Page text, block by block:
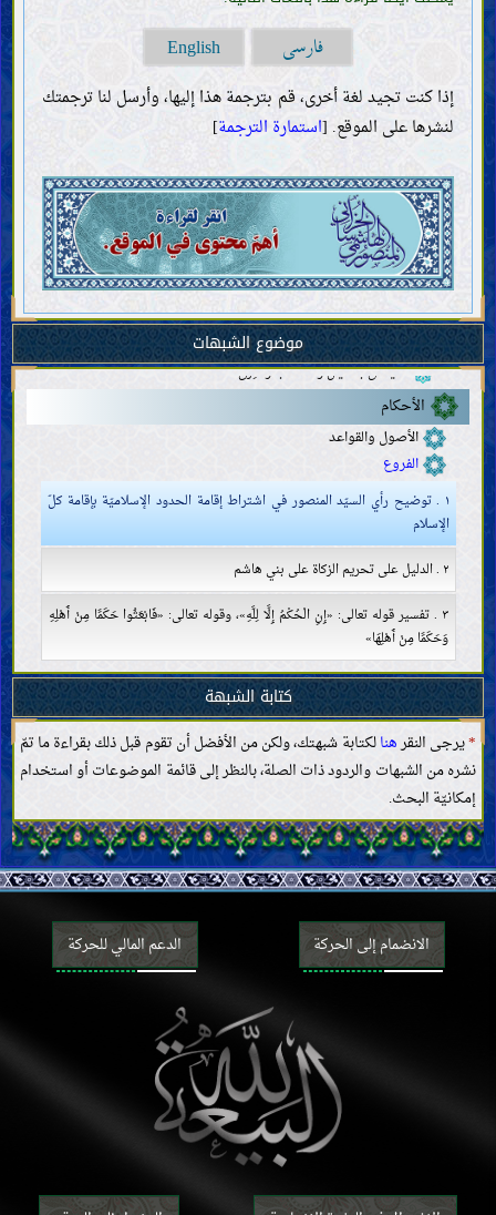
فارسی English
إذا كنت تجيد لغة أخرى، قم بترجمة هذا إليها، وأرسل لنا ترجمتك
لنشرها على الموقع. [استمارة الترجمة]
موضوع الشبهات
صفات الأنبياء وسيرتهم
صفات النبيّ الخاتم وسيرته
خصائص النبيّ الخاتم
أصحاب النبيّ الخاتم وأزواجه
صفات أهل بيت النبيّ الخاتم وسيرتهم
ما يتعلّق بالمهديّ
المنصور وحركته لتمهيد ظهور المهديّ
الهويّة والصفات
الأقوال والكتابات
الإجراءات والأهداف
الأنصار والمحبّون
علامات ظهور المهديّ وفتن آخر الزّمان
معرفة الآخرة
معرفة الإيمان والكفر
صفات الإيمان والكفر وأهلهما
ما يتعلّق بالأديان والمذاهب والفِرَق
الأحكام
الأصول والقواعد
الفروع
١ . توضيح رأي السيّد المنصور في اشتراط إقامة الحدود الإسلاميّة بإقامة كلّ
الإسلام
٢ . الدليل على تحريم الزكاة على بني هاشم
٣ . تفسير قوله تعالى: «إِنِ الْحُكْمُ إِلَّا لِلَّهِ»، وقوله تعالى: «فَابْعَثُوا حَكَمًا مِنْ أَهْلِهِ
وَحَكَمًا مِنْ أَهْلِهَا»
كتابة الشبهة
*يرجى النقرهنالكتابة شبهتك، ولكن من الأفضل أن تقوم قبل ذلك بقراءة ما تمّ
نشره من الشبهات والردود ذات الصلة، بالنظر إلى قائمة الموضوعات أو استخدام
إمكانيّة البحث.
الانضمام إلى الحركة الدعم المالي للحركة